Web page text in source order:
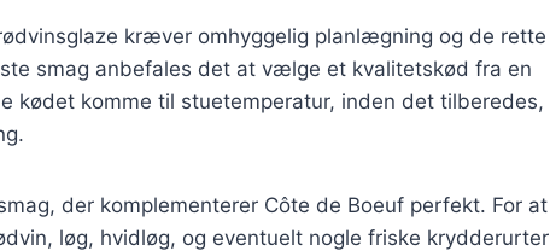
kræver omhyggelig planlægning og de rette
smag anbefales det at vælge et kvalitetskød fra en
kødet komme til stuetemperatur, inden det tilberedes,
der komplementerer Côte de Boeuf perfekt. For at
løg, hvidløg, og eventuelt nogle friske krydderurter